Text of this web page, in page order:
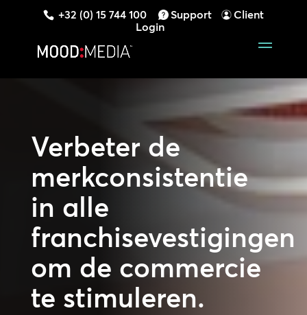
+32 (0) 15 744 100 Support
Client
Login
Verbeter de
merkconsistentie
in alle
franchisevestigingen
om de commercie
te stimuleren.